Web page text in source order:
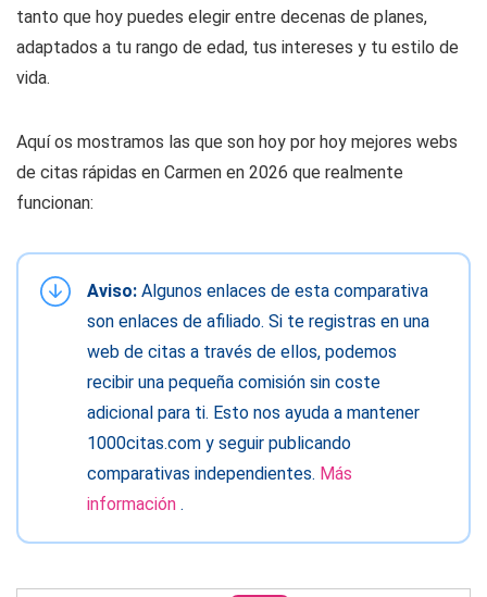
tanto que hoy puedes elegir entre decenas de planes,
adaptados a tu rango de edad, tus intereses y tu estilo de
vida.
Aquí os mostramos las que son hoy por hoy mejores webs
de citas rápidas en Carmen en 2026 que realmente
funcionan:
Aviso: Algunos enlaces de esta comparativa
son enlaces de afiliado. Si te registras en una
web de citas a través de ellos, podemos
recibir una pequeña comisión sin coste
adicional para ti. Esto nos ayuda a mantener
1000citas.com y seguir publicando
comparativas independientes. Más
información .